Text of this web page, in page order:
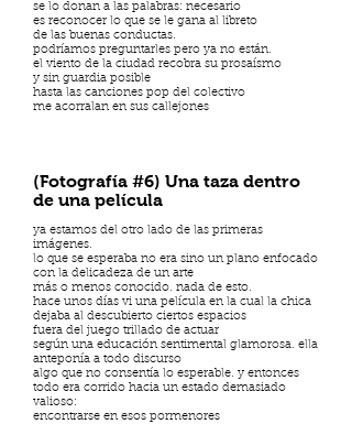
se lo donan a las palabras: necesario
es reconocer lo que se le gana al libreto
de las buenas conductas.
podríamos preguntarles pero ya no están.
el viento de la ciudad recobra su prosaísmo
y sin guardia posible
hasta las canciones pop del colectivo
me acorralan en sus callejones
(Fotografía #6) Una taza dentro
de una película
ya estamos del otro lado de las primeras
imágenes.
lo que se esperaba no era sino un plano enfocado
con la delicadeza de un arte
más o menos conocido. nada de esto.
hace unos días vi una película en la cual la chica
dejaba al descubierto ciertos espacios
fuera del juego trillado de actuar
según una educación sentimental glamorosa. ella
anteponía a todo discurso
algo que no consentía lo esperable. y entonces
todo era corrido hacia un estado demasiado
valioso:
encontrarse en esos pormenores